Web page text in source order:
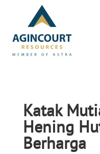
Katak
Hening
Berharga